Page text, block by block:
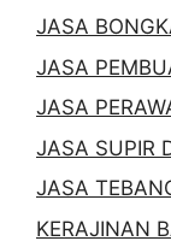
JASA
JASA
JASA
JASA SUPIR
JASA
KERAJINAN